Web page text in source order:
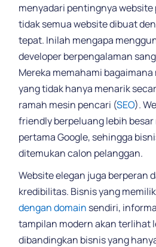
menyadari pentingnya
tidak semua website dibuat
tepat. Inilah mengapa
developer berpengalaman
Mereka memahami
yang tidak hanya menarik
ramah mesin pencari (SEO).
friendly berpeluang lebih
pertama Google, sehingga
ditemukan calon pelanggan.
Website elegan juga berperan
kredibilitas. Bisnis yang
dengan domain sendiri,
tampilan modern akan terlihat
dibandingkan bisnis yang